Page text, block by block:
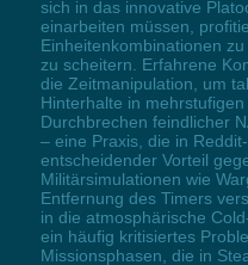
sich in das innovative
einarbeiten müssen,
Einheitenkombinationen
zu scheitern. Erfahrene
die Zeitmanipulation, um
Hinterhalte in
Durchbrechen feindlicher
– eine Praxis, die in
entscheidender Vorteil
Militärsimulationen wie
Entfernung des Timers
in die atmosphärische
ein häufig kritisiertes
Missionsphasen, die in